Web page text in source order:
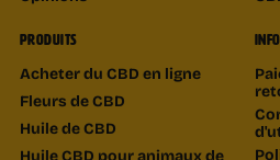
PRODUITS
Acheter du CBD en ligne
Fleurs de CBD
Huile de CBD
Huile CBD pour animaux de